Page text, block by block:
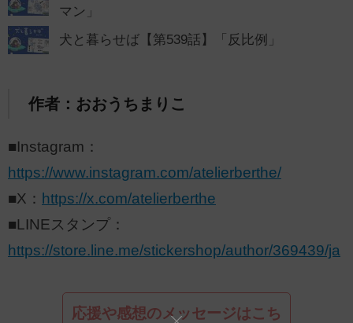
マン」
犬と暮らせば【第539話】「反比例」
作者：おおうちまりこ
■Instagram：
https://www.instagram.com/atelierberthe/
■X： https://x.com/atelierberthe
■LINEスタンプ：
https://store.line.me/stickershop/author/369439/ja
応援や感想のメッセージはこち